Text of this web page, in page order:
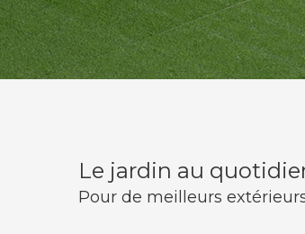
Le jardin au
Pour de meilleurs